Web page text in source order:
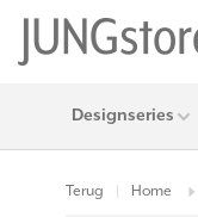
Designseries
Terug Home